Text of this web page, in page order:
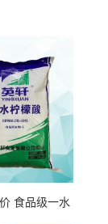
食品级一水